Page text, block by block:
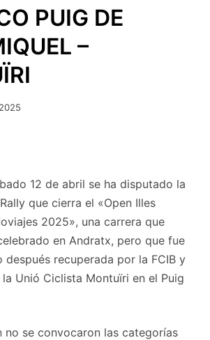
PUIG DE
–
12 de abril se ha disputado la
que cierra el «Open Illes
2025», una carrera que
en Andratx, pero que fue
después recuperada por la FCIB y
Unió Ciclista Montuïri en el Puig
no se convocaron las categorías